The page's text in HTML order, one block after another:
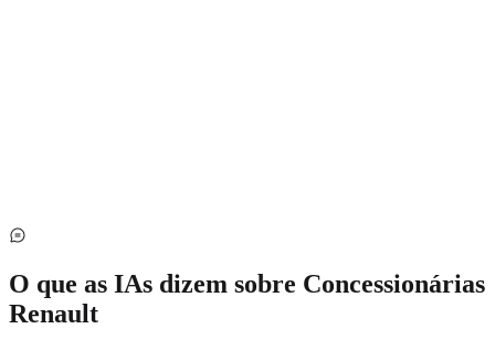
O que as IAs dizem sobre Concessionárias
Renault